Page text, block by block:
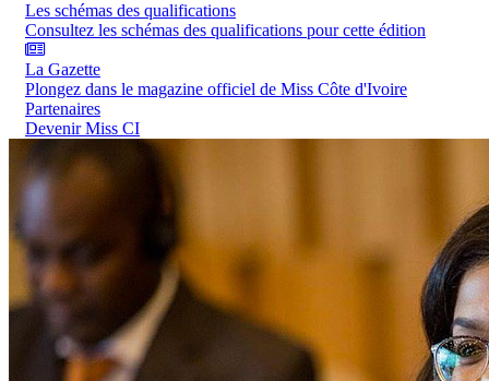
Les schémas des qualifications
Consultez les schémas des qualifications pour cette édition
La Gazette
Plongez dans le magazine officiel de Miss Côte d'Ivoire
Partenaires
Devenir Miss CI